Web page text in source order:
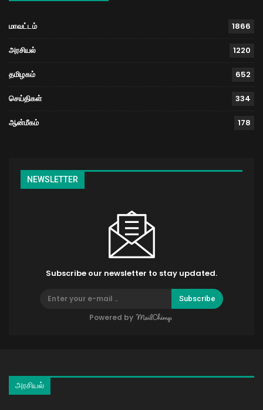
மாவட்டம் 1866
அரசியல் 1220
தமிழகம் 652
செய்திகள் 334
ஆன்மீகம் 178
NEWSLETTER
Subscribe our newsletter to stay updated.
Subscribe
Powered by
அரசியல்